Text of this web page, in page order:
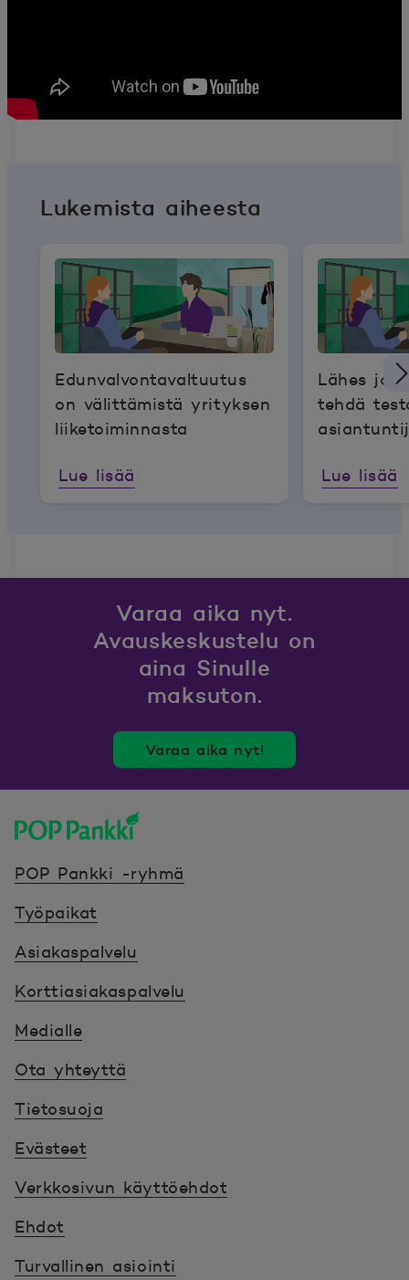
Lukemista aiheesta
Edunvalvontavaltuutus
on välittämistä yrityksen
liiketoiminnasta
Lue lisää
Lähes
tehdä
Lue lisää
Varaa aika nyt.
Avauskeskustelu on
aina Sinulle
maksuton.
Varaa aika nyt!
POP Pankki -ryhmä
Työpaikat
Asiakaspalvelu
Korttiasiakaspalvelu
Medialle
Ota yhteyttä
Tietosuoja
Evästeet
Verkkosivun käyttöehdot
Ehdot
Turvallinen asiointi